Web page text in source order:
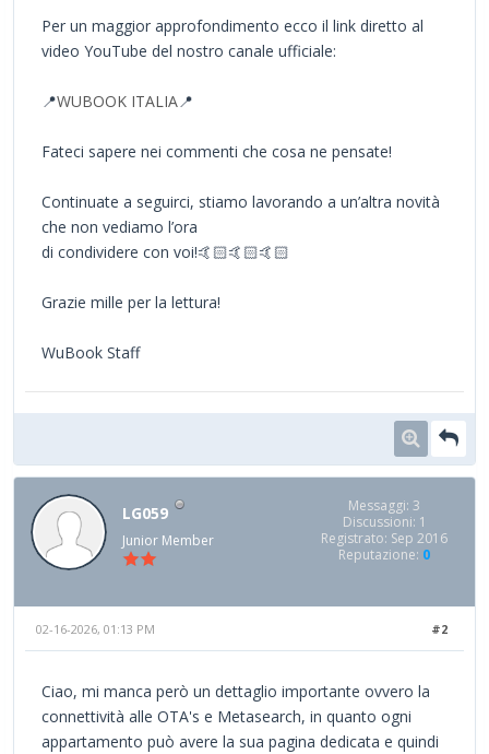
Per un maggior approfondimento ecco il link diretto al
video YouTube del nostro canale ufficiale:
📍WUBOOK ITALIA📍
Fateci sapere nei commenti che cosa ne pensate!
Continuate a seguirci, stiamo lavorando a un’altra novità
che non vediamo l’ora
di condividere con voi!🤙🏻🤙🏻🤙🏻
Grazie mille per la lettura!
WuBook Staff
LG059
Junior Member
Messaggi: 3
Discussioni: 1
Registrato: Sep 2016
Reputazione: 0
#2
02-16-2026, 01:13 PM
Ciao, mi manca però un dettaglio importante ovvero la
connettività alle OTA's e Metasearch, in quanto ogni
appartamento può avere la sua pagina dedicata e quindi